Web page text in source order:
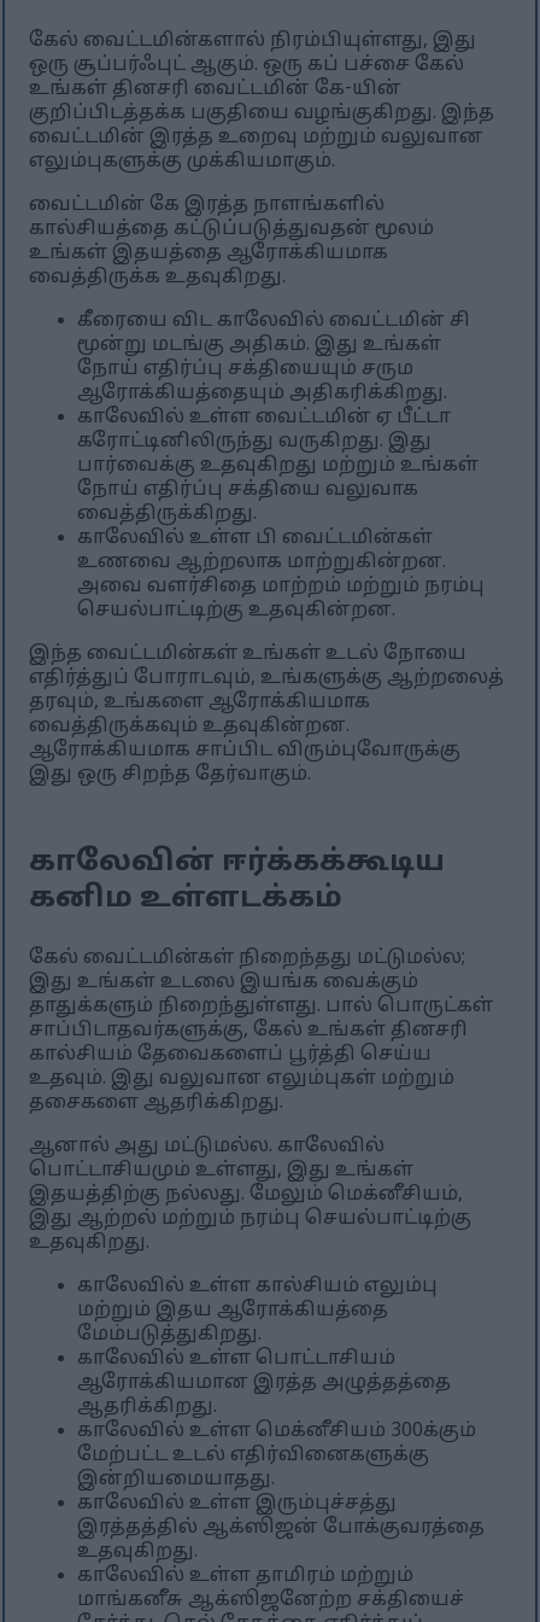
கேல் வைட்டமின்களால் நிரம்பியுள்ளது, இது
ஒரு சூப்பர்ஃபுட் ஆகும். ஒரு கப் பச்சை கேல்
உங்கள் தினசரி வைட்டமின் கே-யின்
குறிப்பிடத்தக்க பகுதியை வழங்குகிறது. இந்த
வைட்டமின் இரத்த உறைவு மற்றும் வலுவான
எலும்புகளுக்கு முக்கியமாகும்.
வைட்டமின் கே இரத்த நாளங்களில்
கால்சியத்தை கட்டுப்படுத்துவதன் மூலம்
உங்கள் இதயத்தை ஆரோக்கியமாக
வைத்திருக்க உதவுகிறது.
கீரையை விட காலேவில் வைட்டமின் சி
மூன்று மடங்கு அதிகம். இது உங்கள்
நோய் எதிர்ப்பு சக்தியையும் சரும
ஆரோக்கியத்தையும் அதிகரிக்கிறது.
காலேவில் உள்ள வைட்டமின் ஏ பீட்டா
கரோட்டினிலிருந்து வருகிறது. இது
பார்வைக்கு உதவுகிறது மற்றும் உங்கள்
நோய் எதிர்ப்பு சக்தியை வலுவாக
வைத்திருக்கிறது.
காலேவில் உள்ள பி வைட்டமின்கள்
உணவை ஆற்றலாக மாற்றுகின்றன.
அவை வளர்சிதை மாற்றம் மற்றும் நரம்பு
செயல்பாட்டிற்கு உதவுகின்றன.
இந்த வைட்டமின்கள் உங்கள் உடல் நோயை
எதிர்த்துப் போராடவும், உங்களுக்கு ஆற்றலைத்
தரவும், உங்களை ஆரோக்கியமாக
வைத்திருக்கவும் உதவுகின்றன.
ஆரோக்கியமாக சாப்பிட விரும்புவோருக்கு
இது ஒரு சிறந்த தேர்வாகும்.
காலேவின் ஈர்க்கக்கூடிய
கனிம உள்ளடக்கம்
கேல் வைட்டமின்கள் நிறைந்தது மட்டுமல்ல;
இது உங்கள் உடலை இயங்க வைக்கும்
தாதுக்களும் நிறைந்துள்ளது. பால் பொருட்கள்
சாப்பிடாதவர்களுக்கு, கேல் உங்கள் தினசரி
கால்சியம் தேவைகளைப் பூர்த்தி செய்ய
உதவும். இது வலுவான எலும்புகள் மற்றும்
தசைகளை ஆதரிக்கிறது.
ஆனால் அது மட்டுமல்ல. காலேவில்
பொட்டாசியமும் உள்ளது, இது உங்கள்
இதயத்திற்கு நல்லது. மேலும் மெக்னீசியம்,
இது ஆற்றல் மற்றும் நரம்பு செயல்பாட்டிற்கு
உதவுகிறது.
காலேவில் உள்ள கால்சியம் எலும்பு
மற்றும் இதய ஆரோக்கியத்தை
மேம்படுத்துகிறது.
காலேவில் உள்ள பொட்டாசியம்
ஆரோக்கியமான இரத்த அழுத்தத்தை
ஆதரிக்கிறது.
காலேவில் உள்ள மெக்னீசியம் 300க்கும்
மேற்பட்ட உடல் எதிர்வினைகளுக்கு
இன்றியமையாதது.
காலேவில் உள்ள இரும்புச்சத்து
இரத்தத்தில் ஆக்ஸிஜன் போக்குவரத்தை
உதவுகிறது.
காலேவில் உள்ள தாமிரம் மற்றும்
மாங்கனீசு ஆக்ஸிஜனேற்ற சக்தியைச்